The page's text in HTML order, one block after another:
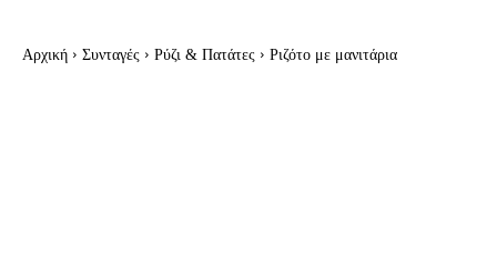
Αρχική Συνταγές Ρύζι & Πατάτες Ριζότο με μανιτάρια